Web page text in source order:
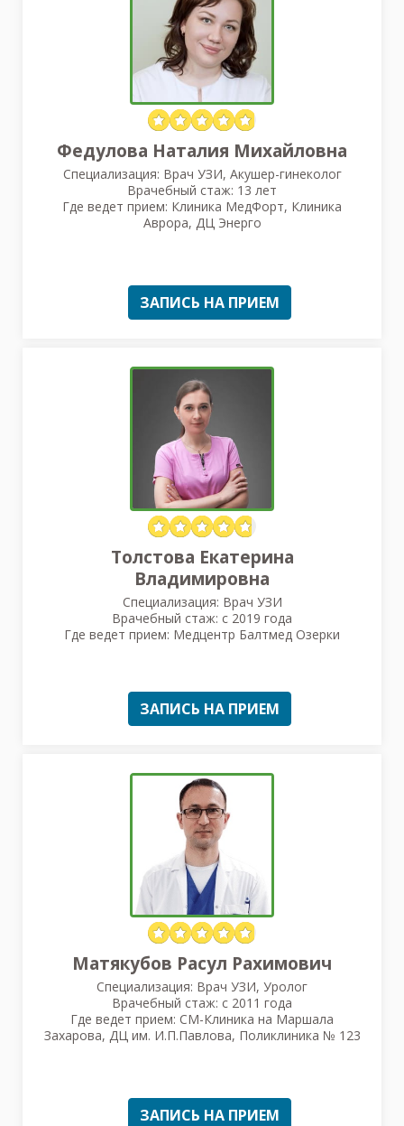
Федулова Наталия Михайловна
Специализация: Врач УЗИ, Акушер-гинеколог
Врачебный стаж: 13 лет
Где ведет прием: Клиника МедФорт, Клиника
Аврора, ДЦ Энерго
ЗАПИСЬ НА ПРИЕМ
Толстова Екатерина
Владимировна
Специализация: Врач УЗИ
Врачебный стаж: с 2019 года
Где ведет прием: Медцентр Балтмед Озерки
ЗАПИСЬ НА ПРИЕМ
Матякубов Расул Рахимович
Специализация: Врач УЗИ, Уролог
Врачебный стаж: с 2011 года
Где ведет прием: СМ-Клиника на Маршала
Захарова, ДЦ им. И.П.Павлова, Поликлиника № 123
ЗАПИСЬ НА ПРИЕМ